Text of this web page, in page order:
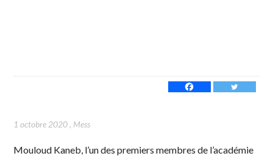
1 octobre 2020, Mess
Mouloud Kaneb, l’un des premiers membres de l’académie